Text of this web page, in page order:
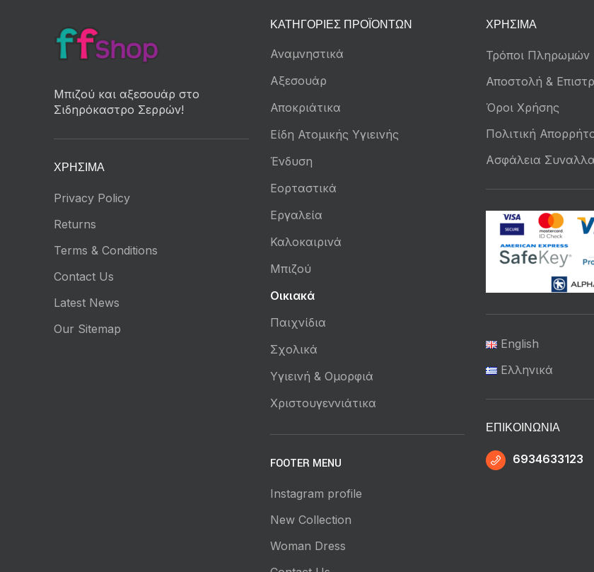
Μπιζού και αξεσουάρ στο
Σιδηρόκαστρο Σερρών!
ΧΡΉΣΙΜΑ
Privacy Policy
Returns
Terms & Conditions
Contact Us
Latest News
Our Sitemap
ΚΑΤΗΓΟΡΊΕΣ ΠΡΟΪΌΝΤΩΝ
Αναμνηστικά
Αξεσουάρ
Αποκριάτικα
Είδη Ατομικής Υγιεινής
Ένδυση
Εορταστικά
Εργαλεία
Καλοκαιρινά
Μπιζού
Οικιακά
Παιχνίδια
Σχολικά
Υγιεινή & Ομορφιά
Χριστουγεννιάτικα
FOOTER MENU
Instagram profile
New Collection
Woman Dress
ΧΡΉΣΙΜΑ
Τρόποι Πληρωμών
Αποστολή &
Όροι Χρήσης
Πολιτική
Ασφάλεια
English
Ελληνικά
ΕΠΙΚΟΙΝΩΝΊΑ
6934633123